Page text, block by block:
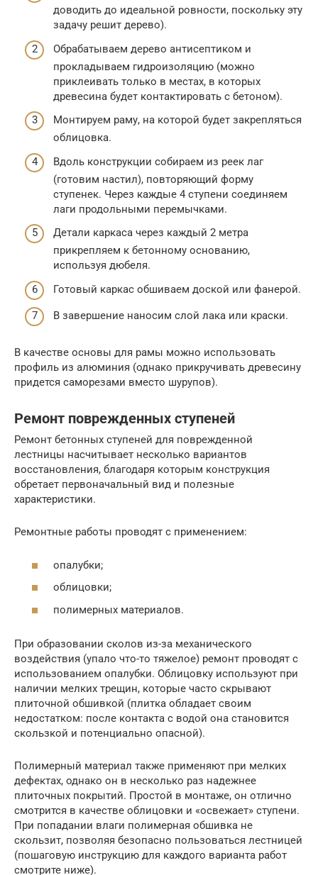
доводить до идеальной ровности, поскольку эту
задачу решит дерево).
Обрабатываем дерево антисептиком и
прокладываем гидроизоляцию (можно
приклеивать только в местах, в которых
древесина будет контактировать с бетоном).
Монтируем раму, на которой будет закрепляться
облицовка.
Вдоль конструкции собираем из реек лаг
(готовим настил), повторяющий форму
ступенек. Через каждые 4 ступени соединяем
лаги продольными перемычками.
Детали каркаса через каждый 2 метра
прикрепляем к бетонному основанию,
используя дюбеля.
Готовый каркас обшиваем доской или фанерой.
В завершение наносим слой лака или краски.
В качестве основы для рамы можно использовать
профиль из алюминия (однако прикручивать древесину
придется саморезами вместо шурупов).
Ремонт поврежденных ступеней
Ремонт бетонных ступеней для поврежденной
лестницы насчитывает несколько вариантов
восстановления, благодаря которым конструкция
обретает первоначальный вид и полезные
характеристики.
Ремонтные работы проводят с применением:
опалубки;
облицовки;
полимерных материалов.
При образовании сколов из-за механического
воздействия (упало что-то тяжелое) ремонт проводят с
использованием опалубки. Облицовку используют при
наличии мелких трещин, которые часто скрывают
плиточной обшивкой (плитка обладает своим
недостатком: после контакта с водой она становится
скользкой и потенциально опасной).
Полимерный материал также применяют при мелких
дефектах, однако он в несколько раз надежнее
плиточных покрытий. Простой в монтаже, он отлично
смотрится в качестве облицовки и «освежает» ступени.
При попадании влаги полимерная обшивка не
скользит, позволяя безопасно пользоваться лестницей
(пошаговую инструкцию для каждого варианта работ
смотрите ниже).